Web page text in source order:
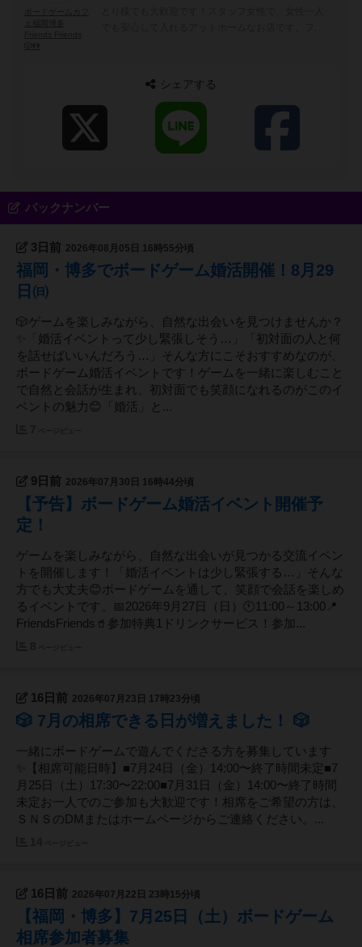
シェアする
バックナンバー
3日前 2026年08月05日 16時55分頃
福岡・博多でボードゲーム婚活開催！8月29
日㈰
🎲ゲームを楽しみながら、自然な出会いを見つけませんか？
✨「婚活イベントって少し緊張しそう…」「初対面の人と何
を話せばいいんだろう…」そんな方にこそおすすめなのが、
ボードゲーム婚活イベントです！ゲームを一緒に楽しむこと
で自然と会話が生まれ、初対面でも笑顔になれるのがこのイ
ベントの魅力😊「婚活」と...
9日前 2026年07月30日 16時44分頃
【予告】ボードゲーム婚活イベント開催予
定！
ゲームを楽しみながら、自然な出会いが見つかる交流イベン
トを開催します！「婚活イベントは少し緊張する…」そんな
方でも大丈夫😊ボードゲームを通して、笑顔で会話を楽しめ
るイベントです。📅2026年9月27日（日）🕚11:00～13:00📍
FriendsFriends🥤参加特典1ドリンクサービス！参加...
16日前 2026年07月23日 17時23分頃
🎲 7月の相席できる日が増えました！ 🎲
一緒にボードゲームで遊んでくださる方を募集しています
✨【相席可能日時】■7月24日（金）14:00〜終了時間未定■7
月25日（土）17:30〜22:00■7月31日（金）14:00〜終了時間
未定お一人でのご参加も大歓迎です！相席をご希望の方は、
ＳＮＳのDMまたはホームページからご連絡ください。...
16日前 2026年07月22日 23時15分頃
【福岡・博多】7月25日（土）ボードゲーム
相席参加者募集